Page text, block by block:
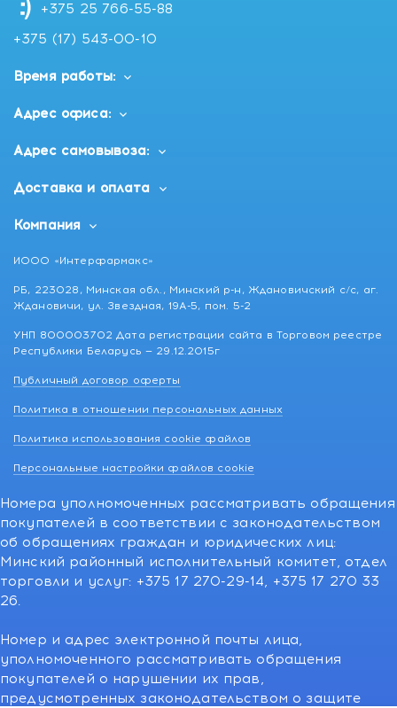
+375 25 766-55-88
+375 (17) 543-00-10
Время работы:
Адрес офиса:
Адрес самовывоза:
Доставка и оплата
Компания
ИООО «Интерфармакс»
РБ, 223028, Минская обл., Минский р-н, Ждановичский с/с, аг.
Ждановичи, ул. Звездная, 19А-5, пом. 5-2
УНП 800003702 Дата регистрации сайта в Торговом реестре
Республики Беларусь — 29.12.2015г
Публичный договор оферты
Политика в отношении персональных данных
Политика использования cookie файлов
Персональные настройки файлов cookie
Номера уполномоченных рассматривать обращения
покупателей в соответствии с законодательством
об обращениях граждан и юридических лиц:
Минский районный исполнительный комитет, отдел
торговли и услуг: +375 17 270-29-14, +375 17 270 33
26.
Номер и адрес электронной почты лица,
уполномоченного рассматривать обращения
покупателей о нарушении их прав,
предусмотренных законодательством о защите